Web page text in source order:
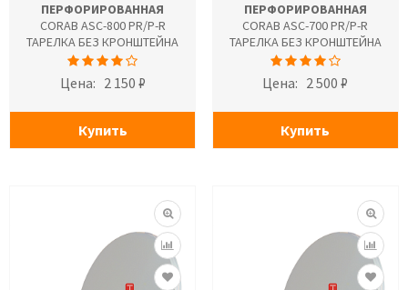
ПЕРФОРИРОВАННАЯ
CORAB ASC-800 PR/P-R
ТАРЕЛКА БЕЗ КРОНШТЕЙНА
Цена: 2 150 ₽
Купить
ПЕРФОРИРОВАННАЯ
CORAB ASC-700 PR/P-R
ТАРЕЛКА БЕЗ КРОНШТЕЙНА
Цена: 2 500 ₽
Купить